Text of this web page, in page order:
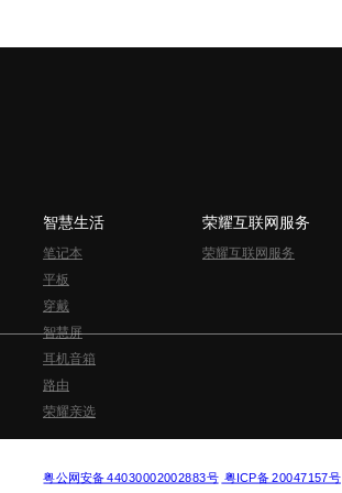
智慧生活
笔记本
平板
穿戴
智慧屏
耳机音箱
路由
荣耀亲选
荣耀互联网服务
荣耀互联网服务
粤公网安备 44030002002883号 粤ICP备 20047157号